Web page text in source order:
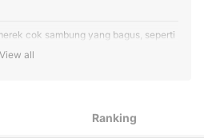
cok sambung yang bagus, seperti
terlindung dari lonjakan arus,
View all
Ranking